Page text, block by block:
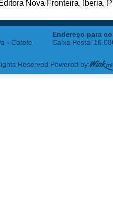
Nova Fronteira, Iberia,
- Catete
Endereço para
Caixa Postal
Reserved Powered by: